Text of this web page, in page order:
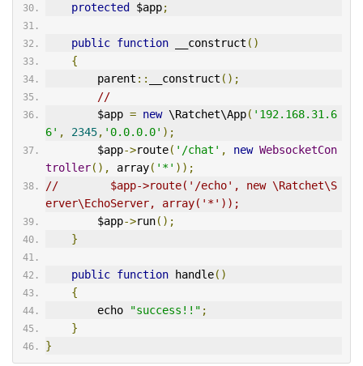
protected
$app;
public function __construct ()
{
        parent
:: __construct ();
//
        $app
= new \Ratchet\App( '192.168.31.6
6' , 2345, '0.0.0.0' );
        $app
->route( '/chat' , new WebsocketCon
troller(), array( '*' ));
//        $app->route('/echo', new \Ratchet\S
erver\EchoServer, array('*'));
        $app
->run();
}
public function handle()
{
        echo
"success!!" ;
}
}